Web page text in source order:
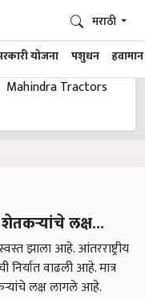
योजना पशुधन हवामान
मराठी
शेतकऱ्यांचे लक्ष...
झाला आहे. आंतरराष्ट्रीय
निर्यात वाढली आहे. मात्र
लक्ष लागले आहे.